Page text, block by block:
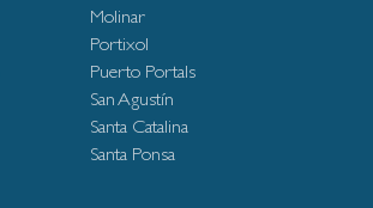
Molinar
Portixol
Puerto Portals
San Agustín
Santa Catalina
Santa Ponsa